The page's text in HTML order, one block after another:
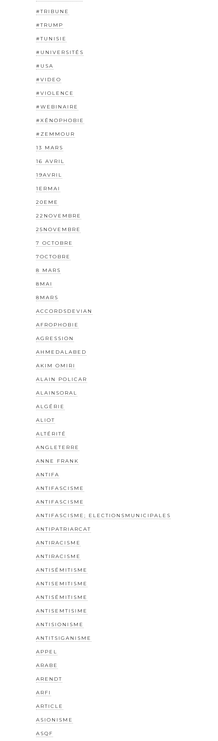
#TRIBUNE
#TRUMP
#TUNISIE
#UNIVERSITÉS
#USA
#VIDEO
#VIOLENCE
#WEBINAIRE
#XÉNOPHOBIE
#ZEMMOUR
13 MARS
16 AVRIL
19AVRIL
1ERMAI
20EME
22NOVEMBRE
25NOVEMBRE
7 OCTOBRE
7OCTOBRE
8 MARS
8MAI
8MARS
ACCORDSDEVIAN
AFROPHOBIE
AGRESSION
AHMEDALABED
AKIM OMIRI
ALAIN POLICAR
ALAINSORAL
ALGÉRIE
ALIOT
ALTÉRITÉ
ANGLETERRE
ANNE FRANK
ANTIFA
ANTIFASCISME
ANTIFASCISME
ANTIFASCISME; ELECTIONSMUNICIPALES
ANTIPATRIARCAT
ANTIRACISME
ANTIRACISME
ANTISÉMITISME
ANTISEMITISME
ANTISÉMITISME
ANTISEMTISIME
ANTISIONISME
ANTITSIGANISME
APPEL
ARABE
ARENDT
ARFI
ARTICLE
ASIONISME
ASQF